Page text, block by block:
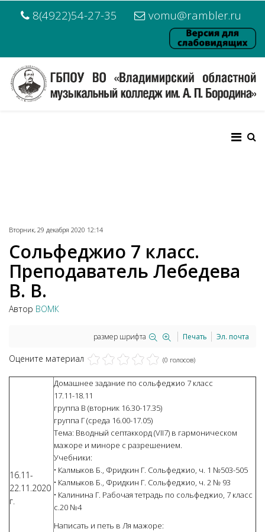
8(4922)54-27-35 vomu@rambler.ru
Вторник, 29 декабря 2020 12:14
Сольфеджио 7 класс.
Преподаватель Лебедева
В. В.
Автор ВОМК
размер шрифта Печать Эл. почта
Оцените материал (0 голосов)
16.11-
22.11.2020
г.
Домашнее задание по сольфеджио 7 класс
17.11-18.11
группа В (вторник 16.30-17.35)
группа Г (среда 16.00-17.05)
Тема: Вводный септаккорд (VII7) в гармоническом
мажоре и миноре с разрешением.
Учебники:
• Калмыков Б., Фридкин Г. Сольфеджио, ч. 1 №503-505
• Калмыков Б., Фридкин Г. Сольфеджио, ч. 2 № 93
• Калинина Г. Рабочая тетрадь по сольфеджио, 7 класс
с.20 №4
Написать и петь в Ля мажоре: